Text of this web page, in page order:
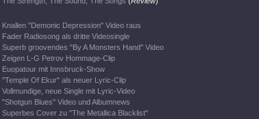
Knallen "Demonic Depression" Video raus
Fader Radiosong als dritte Videosingle
Superb groovendes "By A Monsters Hand" Video
Zeigen L-G Petrov Hommage-Clip
Euopatour mit Innsbruck-Show
"Temple Of Ekur" als neuer Lyric-Clip
Vollmundige, neue Single mit Lyric-Video
"Shotgun Blues" Video und Albumnews
Superbes Cover zu "The Metallica Blacklist"